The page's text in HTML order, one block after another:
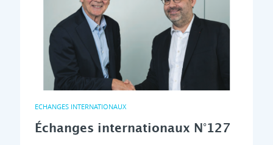
ECHANGES INTERNATIONAUX
Échanges internationaux N°127